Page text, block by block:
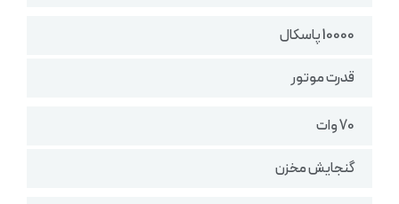
10000 پاسکال
قدرت موتور
70 وات
گنجایش مخزن